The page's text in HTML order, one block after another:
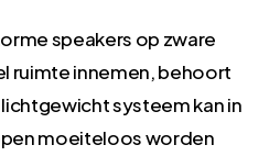
speakers op zware
ruimte innemen, behoort
systeem kan in
moeiteloos worden